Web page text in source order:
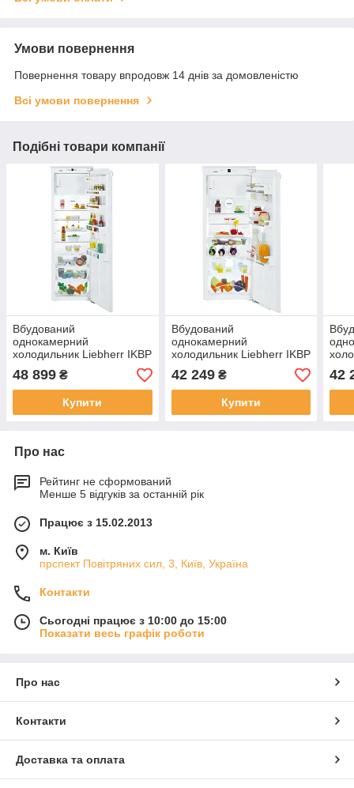
Умови повернення
Повернення товару впродовж 14 днів за домовленістю
Всі умови повернення
Подібні товари компанії
Вбудований
однокамерний
холодильник Liebherr IKBP
3524
48 899 ₴
Купити
Вбудований
однокамерний
холодильник Liebherr IKBP
2764
42 249₴
Купити
42
Про нас
Рейтинг не сформований
Менше 5 відгуків за останній рік
Працює з 15.02.2013
м. Київ
прспект Повітряних сил, 3, Київ, Україна
Контакти
Сьогодні працює з 10:00 до 15:00
Показати весь графік роботи
Про нас
Контакти
Доставка та оплата